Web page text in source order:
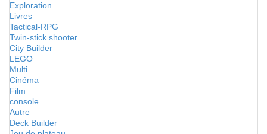
Exploration
Livres
Tactical-RPG
Twin-stick shooter
City Builder
LEGO
Multi
Cinéma
Film
console
Autre
Deck Builder